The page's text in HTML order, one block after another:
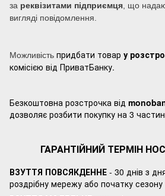
за реквізитами підприємця , що
вигляді повідомлення.
Можливість придбати товар у
комісією від ПриватБанку.
Безкоштовна розстрочка від
дозволяє розбити покупку на 3
ГАРАНТІЙНИЙ ТЕРМІН
ВЗУТТЯ ПОВСЯКДЕННЕ - 30 днів з
роздрібну мережу або початку сезону